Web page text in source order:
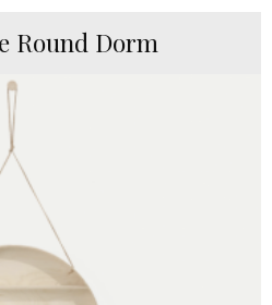
Round Dorm